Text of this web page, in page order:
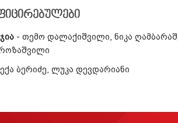
- თემო დალაქიშვილი, ნიკა
ბერიძე, ლუკა დევდარიანი